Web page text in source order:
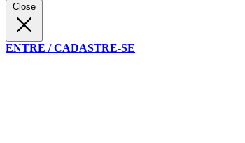
Close
ENTRE / CADASTRE-SE